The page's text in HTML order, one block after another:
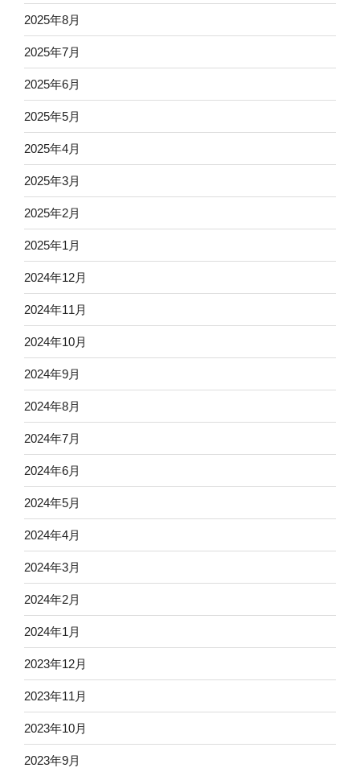
2025年8月
2025年7月
2025年6月
2025年5月
2025年4月
2025年3月
2025年2月
2025年1月
2024年12月
2024年11月
2024年10月
2024年9月
2024年8月
2024年7月
2024年6月
2024年5月
2024年4月
2024年3月
2024年2月
2024年1月
2023年12月
2023年11月
2023年10月
2023年9月